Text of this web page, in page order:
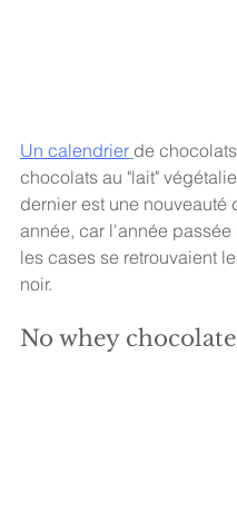
Un calendrier de
chocolats au "lait"
dernier est une nouveauté
année, car l'année passée
les cases se retrouvaient
noir.
No whey chocolate